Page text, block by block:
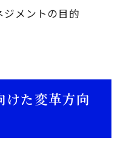
ジメントの目的
けた変革方向